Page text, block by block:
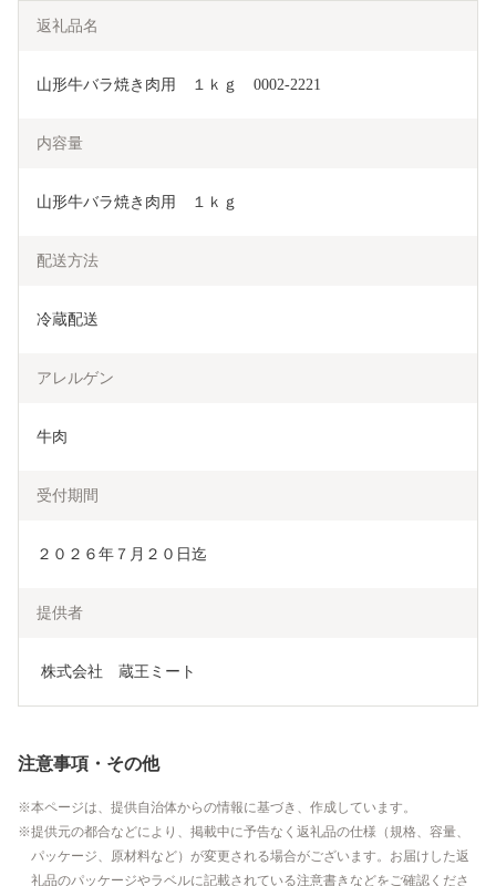
返礼品名
山形牛バラ焼き肉用　１ｋｇ　0002-2221
内容量
山形牛バラ焼き肉用　１ｋｇ
配送方法
冷蔵配送
アレルゲン
牛肉
受付期間
２０２６年７月２０日迄
提供者
株式会社　蔵王ミート
注意事項・その他
本ページは、提供自治体からの情報に基づき、作成しています。
提供元の都合などにより、掲載中に予告なく返礼品の仕様（規格、容量、
パッケージ、原材料など）が変更される場合がございます。お届けした返
礼品のパッケージやラベルに記載されている注意書きなどをご確認くださ